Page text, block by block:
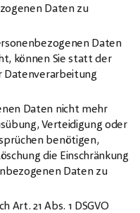
Daten zu
Daten
können Sie statt der
Datenverarbeitung
Daten nicht mehr
Verteidigung oder
benötigen,
die Einschränkung
Daten zu
Art. 21 Abs. 1 DSGVO